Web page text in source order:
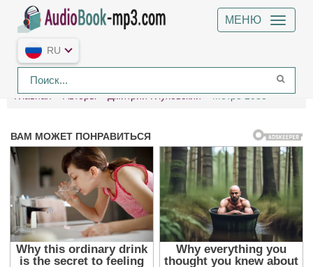
МЕНЮ
RU
Главная Авторы Дмитрий Глуховский Метро 2033